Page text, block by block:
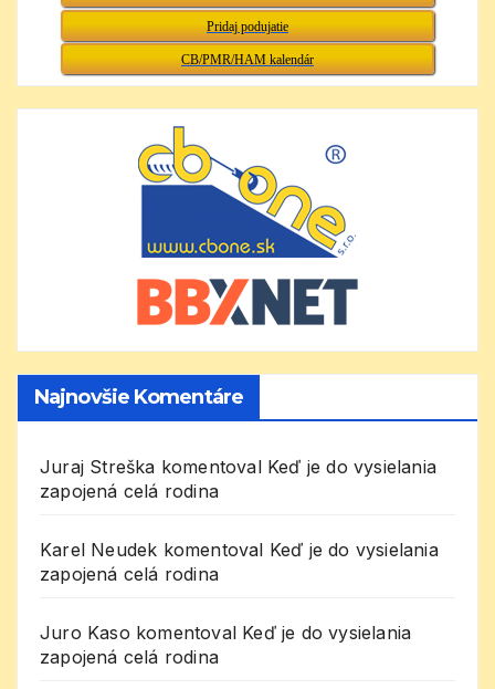
Pridaj podujatie
CB/PMR/HAM kalendár
Najnovšie Komentáre
Juraj Streška komentoval Keď je do vysielania
zapojená celá rodina
Karel Neudek komentoval Keď je do vysielania
zapojená celá rodina
Juro Kaso komentoval Keď je do vysielania
zapojená celá rodina